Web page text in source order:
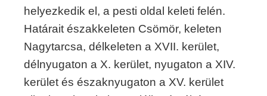
helyezkedik el, a pesti oldal keleti felén.
Határait északkeleten Csömör, keleten
Nagytarcsa, délkeleten a XVII. kerület,
délnyugaton a X. kerület, nyugaton a XIV.
kerület és északnyugaton a XV. kerület